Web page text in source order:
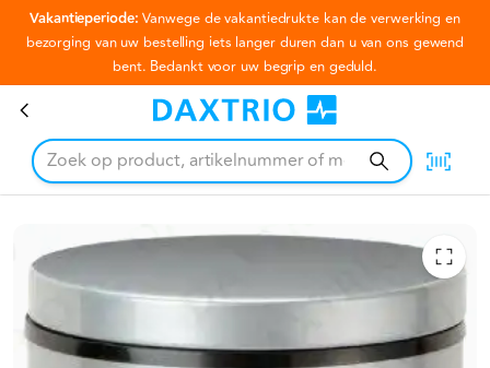
Ga naar hoofdinhoud
Vakantieperiode: Vanwege de vakantiedrukte kan de verwerking en
bezorging van uw bestelling iets langer duren dan u van ons gewend
bent. Bedankt voor uw begrip en geduld.
Pedaalemmer chroom 12 liter